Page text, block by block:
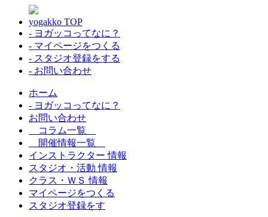
yogakko TOP
- ヨガッコってなに？
- マイページをつくる
- スタジオ登録をする
- お問い合わせ
ホーム
- ヨガッコってなに？
お問い合わせ
コラム一覧
開催情報一覧
インストラクター 情報
スタジオ・活動 情報
クラス・ＷＳ 情報
マイページをつくる
スタジオ登録をす